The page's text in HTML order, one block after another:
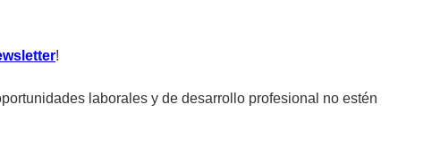
!
laborales y de desarrollo profesional no estén